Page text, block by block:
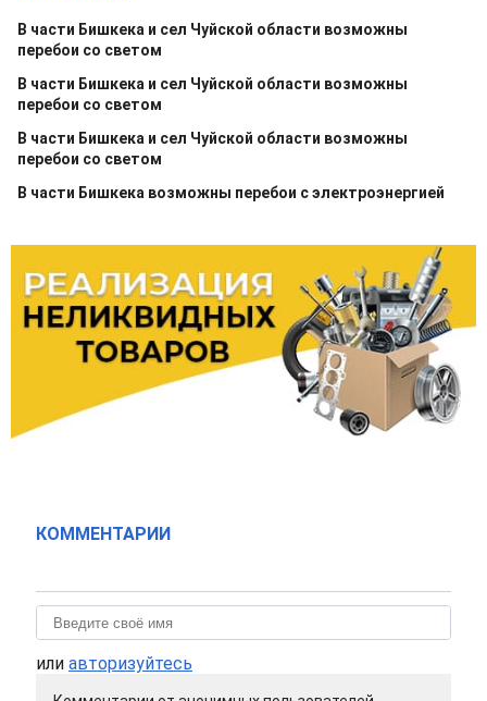
В части Бишкека и сел Чуйской области возможны
перебои со светом
В части Бишкека и сел Чуйской области возможны
перебои со светом
В части Бишкека и сел Чуйской области возможны
перебои со светом
В части Бишкека возможны перебои с электроэнергией
КОММЕНТАРИИ
или авторизуйтесь